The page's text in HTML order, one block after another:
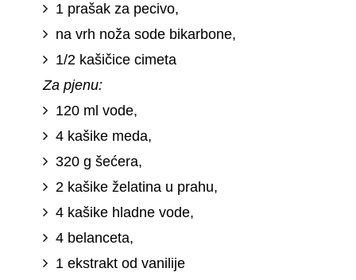
1 prašak za pecivo,
na vrh noža sode bikarbone,
1/2 kašičice cimeta
Za pjenu:
120 ml vode,
4 kašike meda,
320 g šećera,
2 kašike želatina u prahu,
4 kašike hladne vode,
4 belanceta,
1 ekstrakt od vanilije